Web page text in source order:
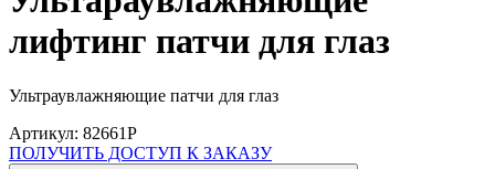
лифтинг патчи для глаз
Ультраувлажняющие патчи для глаз
Артикул: 82661P
ПОЛУЧИТЬ ДОСТУП К ЗАКАЗУ